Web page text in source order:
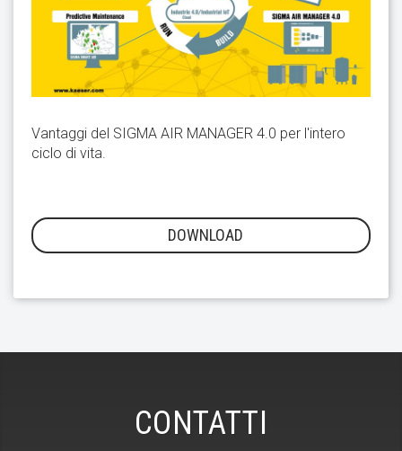
Vantaggi del SIGMA AIR MANAGER 4.0 per l'intero
ciclo di vita.
DOWNLOAD
CONTATTI